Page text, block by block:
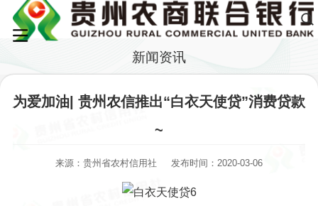
新闻资讯
为爱加油| 贵州农信推出“白衣天使贷”消费贷款
~
来源：贵州省农村信用社 发布时间：2020-03-06